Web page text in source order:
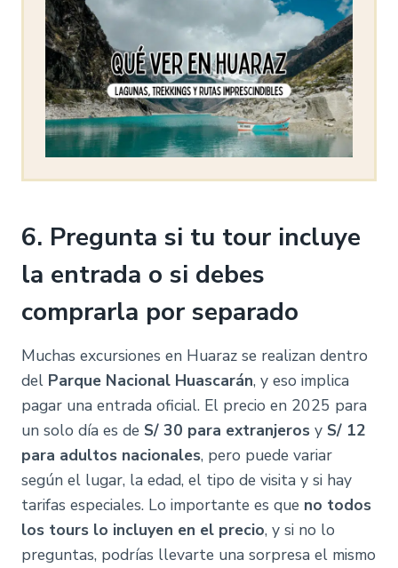
6. Pregunta si tu tour incluye
la entrada o si debes
comprarla por separado
Muchas excursiones en Huaraz se realizan dentro
del Parque Nacional Huascarán, y eso implica
pagar una entrada oficial. El precio en 2025 para
un solo día es de S/ 30 para extranjeros y S/ 12
para adultos nacionales, pero puede variar
según el lugar, la edad, el tipo de visita y si hay
tarifas especiales. Lo importante es que no todos
los tours lo incluyen en el precio, y si no lo
preguntas, podrías llevarte una sorpresa el mismo